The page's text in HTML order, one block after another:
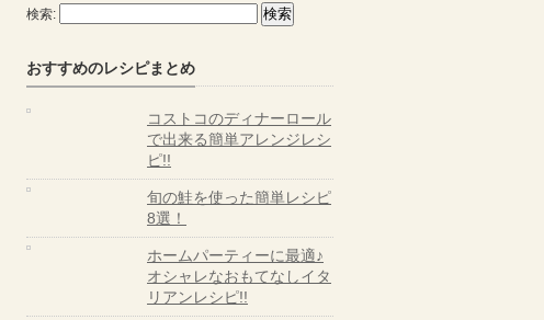
検索:
おすすめのレシピまとめ
コストコのディナーロール
で出来る簡単アレンジレシ
ピ!!
旬の鮭を使った簡単レシピ
8選！
ホームパーティーに最適♪
オシャレなおもてなしイタ
リアンレシピ!!